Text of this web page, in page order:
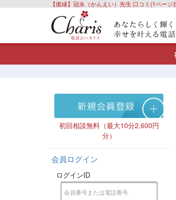
【復縁】冠永（かんえい）先生 口コミ(1ページ
初回相談無料（最大10分2,600円
分）
会員ログイン
ログインID